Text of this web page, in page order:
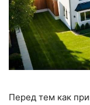
Перед тем как